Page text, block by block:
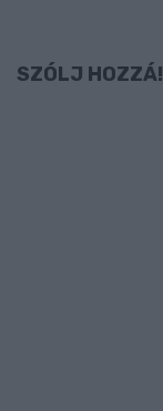
SZÓLJ HOZZÁ!